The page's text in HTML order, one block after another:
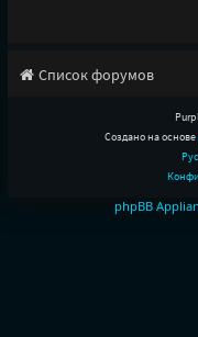
Список форумов
Создано на основе
phpBB